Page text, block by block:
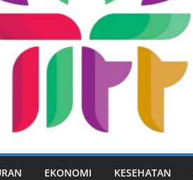
EKONOMI KESEHATAN